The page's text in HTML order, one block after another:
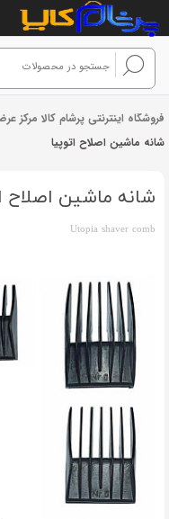
فروشگاه اینترنتی پرشام کالا مرکز
شانه ماشین اصلاح اتوپیا
شانه ماشین اصلاح
Utopia shaver comb